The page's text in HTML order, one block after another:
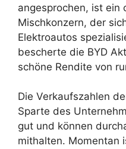
angesprochen, ist ein
Mischkonzern, der
Elektroautos
bescherte die BYD
schöne Rendite von
Die Verkaufszahlen
Sparte des
gut und können
mithalten. Momentan